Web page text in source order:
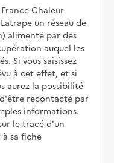
Chaleur
un réseau de
alimenté par des
auquel les
Si vous saisissez
à cet effet, et si
aurez la possibilité
recontacté par
informations.
le tracé d'un
sa fiche